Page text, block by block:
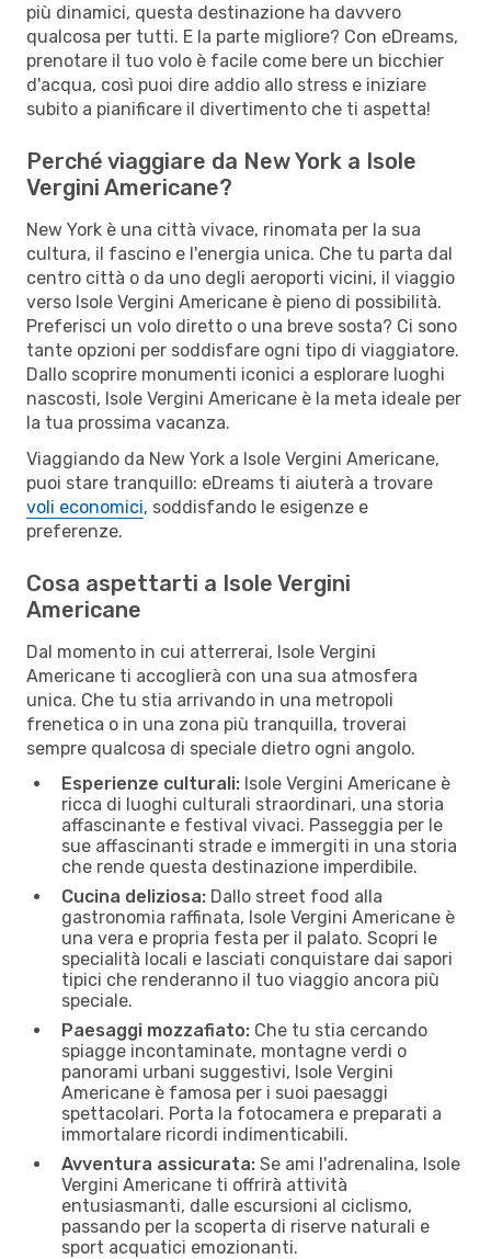
più dinamici, questa destinazione ha davvero
qualcosa per tutti. E la parte migliore? Con eDreams,
prenotare il tuo volo è facile come bere un bicchier
d'acqua, così puoi dire addio allo stress e iniziare
subito a pianificare il divertimento che ti aspetta!
Perché viaggiare da New York a Isole
Vergini Americane?
New York è una città vivace, rinomata per la sua
cultura, il fascino e l'energia unica. Che tu parta dal
centro città o da uno degli aeroporti vicini, il viaggio
verso Isole Vergini Americane è pieno di possibilità.
Preferisci un volo diretto o una breve sosta? Ci sono
tante opzioni per soddisfare ogni tipo di viaggiatore.
Dallo scoprire monumenti iconici a esplorare luoghi
nascosti, Isole Vergini Americane è la meta ideale per
la tua prossima vacanza.
Viaggiando da New York a Isole Vergini Americane,
puoi stare tranquillo: eDreams ti aiuterà a trovare
voli economici, soddisfando le esigenze e
preferenze.
Cosa aspettarti a Isole Vergini
Americane
Dal momento in cui atterrerai, Isole Vergini
Americane ti accoglierà con una sua atmosfera
unica. Che tu stia arrivando in una metropoli
frenetica o in una zona più tranquilla, troverai
sempre qualcosa di speciale dietro ogni angolo.
Esperienze culturali: Isole Vergini Americane è
ricca di luoghi culturali straordinari, una storia
affascinante e festival vivaci. Passeggia per le
sue affascinanti strade e immergiti in una storia
che rende questa destinazione imperdibile.
Cucina deliziosa: Dallo street food alla
gastronomia raffinata, Isole Vergini Americane è
una vera e propria festa per il palato. Scopri le
specialità locali e lasciati conquistare dai sapori
tipici che renderanno il tuo viaggio ancora più
speciale.
Paesaggi mozzafiato: Che tu stia cercando
spiagge incontaminate, montagne verdi o
panorami urbani suggestivi, Isole Vergini
Americane è famosa per i suoi paesaggi
spettacolari. Porta la fotocamera e preparati a
immortalare ricordi indimenticabili.
Avventura assicurata: Se ami l'adrenalina, Isole
Vergini Americane ti offrirà attività
entusiasmanti, dalle escursioni al ciclismo,
passando per la scoperta di riserve naturali e
sport acquatici emozionanti.